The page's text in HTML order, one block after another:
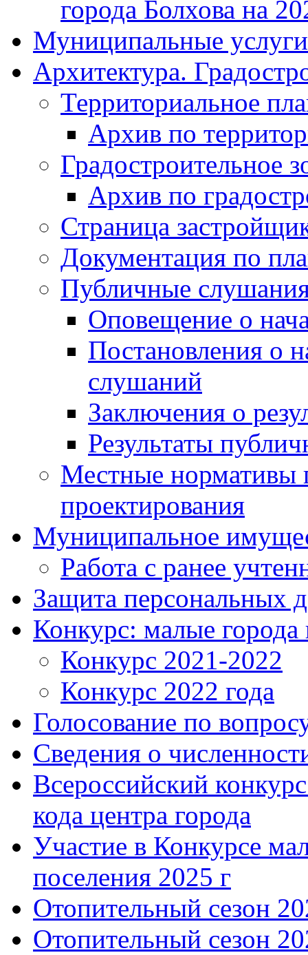
города Болхова на
Муниципальные услуги
Архитектура.
Территориальное
Архив по
Градостроительное
Архив по
Страница
Документация по
Публичные
Оповещение о
Постановления о
слушаний
Заключения о
Результаты
Местные нормативы
проектирования
Муниципальное
Работа с ранее
Защита персональных
Конкурс: малые города
Конкурс 2021-2022
Конкурс 2022 года
Голосование по
Сведения о
Всероссийский
кода центра города
Участие в Конкурсе
поселения 2025 г
Отопительный сезон
Отопительный сезон